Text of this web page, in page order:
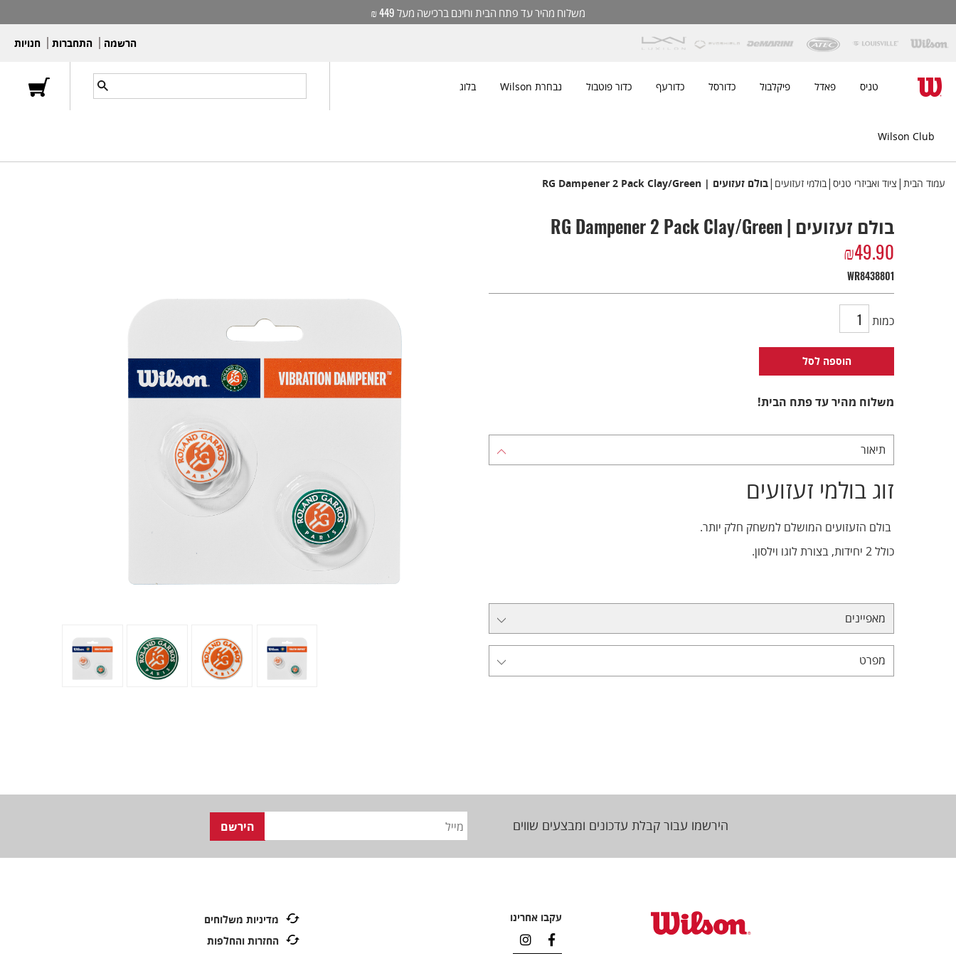
משלוח מהיר עד פתח הבית וחינם ברכישה מעל 449 ₪
הרשמה התחברות חנויות
טניס פאדל פיקלבול כדורסל כדורעף כדור פוטבול נבחרת Wilson בלוג
Wilson Club
עמוד הבית | ציוד ואביזרי טניס |בולמי זעזועים |בולם זעזועים | RG Dampener 2 Pack Clay/Green
בולם זעזועים | RG Dampener 2 Pack Clay/Green
₪49.90
WR8438801
כמות
הוספה לסל
משלוח מהיר עד פתח הבית!
תיאור
זוג בולמי זעזועים
בולם הזעזועים המושלם למשחק חלק יותר.
כולל 2 יחידות, בצורת לוגו וילסון.
מאפיינים
מפרט
הירשמו עבור קבלת עדכונים ומבצעים שווים
עקבו אחרינו
מדיניות משלוחים
החזרות והחלפות